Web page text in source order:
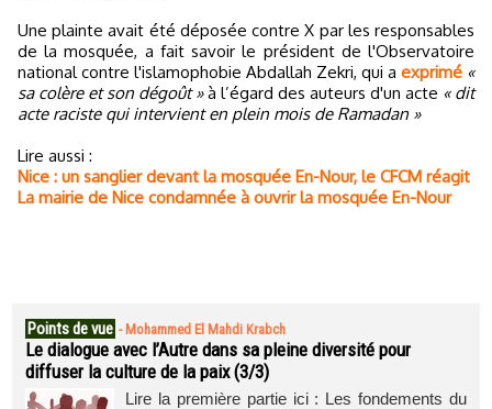
Une plainte avait été déposée contre X par les responsables
de la mosquée, a fait savoir le président de l'Observatoire
national contre l'islamophobie Abdallah Zekri, qui a exprimé «
sa colère et son dégoût »à l’égard des auteurs d'un acte « dit
acte raciste qui intervient en plein mois de Ramadan »
Lire aussi :
Nice : un sanglier devant la mosquée En-Nour, le CFCM réagit
La mairie de Nice condamnée à ouvrir la mosquée En-Nour
Points de vue - Mohammed El Mahdi Krabch
Le dialogue avec l’Autre dans sa pleine diversité pour
diffuser la culture de la paix (3/3)
Lire la première partie ici : Les fondements du